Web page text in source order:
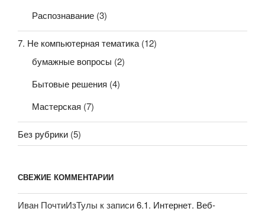
Распознавание (3)
7. Не компьютерная тематика (12)
бумажные вопросы (2)
Бытовые решения (4)
Мастерская (7)
Без рубрики (5)
СВЕЖИЕ КОММЕНТАРИИ
Иван ПочтиИзТулы к записи6.1. Интернет. Веб-